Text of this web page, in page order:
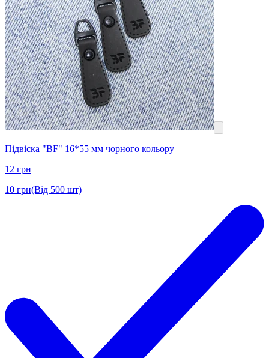
Підвіска "BF" 16*55 мм чорного кольору
12 грн
10 грн(Від 500 шт)